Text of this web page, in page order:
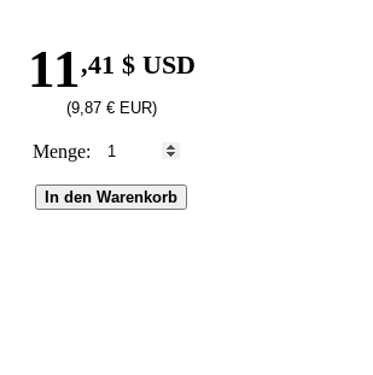
11,41 $ USD
(9,87 € EUR)
Menge:
In den Warenkorb